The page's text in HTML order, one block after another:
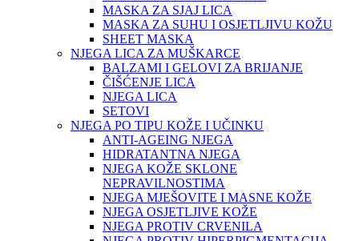
MASKA ZA SJAJ LICA
MASKA ZA SUHU I OSJETLJIVU KOŽU
SHEET MASKA
NJEGA LICA ZA MUŠKARCE
BALZAMI I GELOVI ZA BRIJANJE
ČIŠĆENJE LICA
NJEGA LICA
SETOVI
NJEGA PO TIPU KOŽE I UČINKU
ANTI-AGEING NJEGA
HIDRATANTNA NJEGA
NJEGA KOŽE SKLONE
NEPRAVILNOSTIMA
NJEGA MJEŠOVITE I MASNE KOŽE
NJEGA OSJETLJIVE KOŽE
NJEGA PROTIV CRVENILA